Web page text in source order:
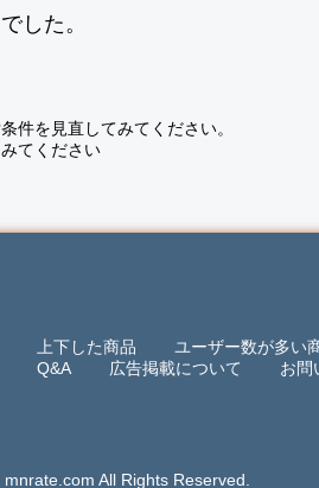
した。
件を見直してみてください。
てください
上下した商品
ユーザー数が多い
Q&A 広告掲載について お問
All Rights Reserved.